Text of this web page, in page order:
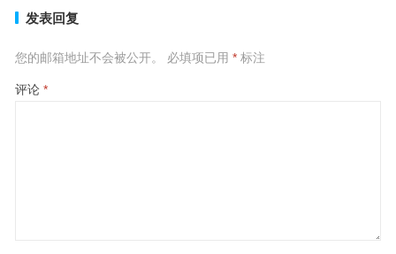
发表回复
您的邮箱地址不会被公开。 必填项已用 *标注
评论 *